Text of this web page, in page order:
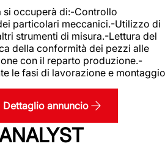
si occuperà di:-Controllo
particolari meccanici.-Utilizzo di
strumenti di misura.-Lettura del
della conformità dei pezzi alle
con il reparto produzione.-
le fasi di lavorazione e
Dettaglio annuncio